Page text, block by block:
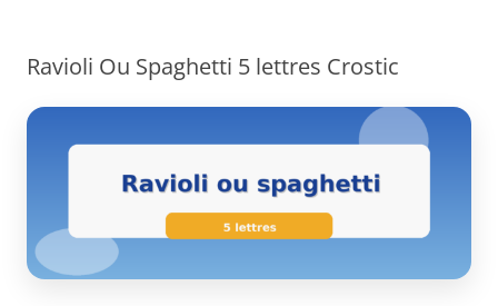
Ravioli Ou Spaghetti 5 lettres Crostic